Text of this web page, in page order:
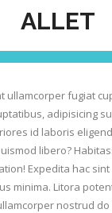
ALLET
ullamcorper fugiat
adipisicing
id laboris
libero?
Expedita hac
minima. Litora
nostrud